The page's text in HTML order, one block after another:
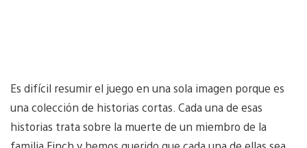
Es difícil resumir el juego en una sola imagen porque es
una colección de historias cortas. Cada una de esas
historias trata sobre la muerte de un miembro de la